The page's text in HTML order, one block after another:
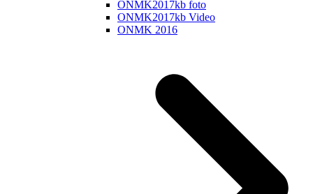
ONMK2017kb foto
ONMK2017kb Video
ONMK 2016